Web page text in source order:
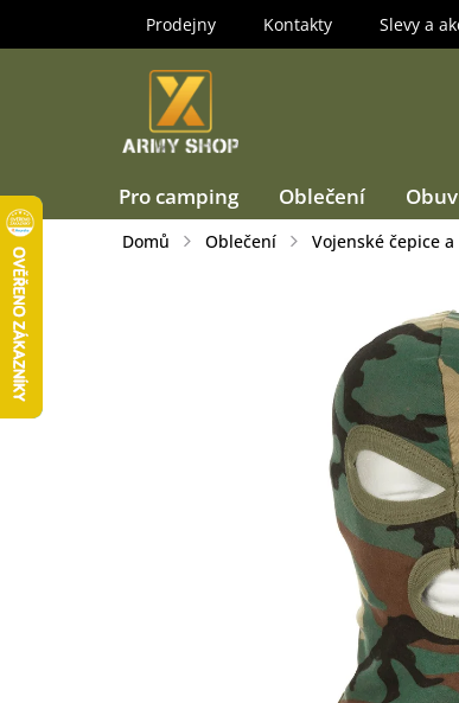
Prodejny Kontakty Slevy a
Pro camping Oblečení
Domů Oblečení Vojenské čepice